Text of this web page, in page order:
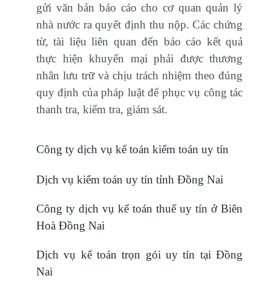
gửi văn bản báo cáo cho cơ quan quản lý
nhà nước ra quyết định thu nộp. Các chứng
từ, tài liệu liên quan đến báo cáo kết quả
thực hiện khuyến mại phải được thương
nhân lưu trữ và chịu trách nhiệm theo đúng
quy định của pháp luật để phục vụ công tác
thanh tra, kiểm tra, giám sát.
Công ty dịch vụ kế toán kiểm toán uy tín
Dịch vụ kiểm toán uy tín tỉnh Đồng Nai
Công ty dịch vụ kế toán thuế uy tín ở Biên
Hoà Đồng Nai
Dịch vụ kế toán trọn gói uy tín tại Đồng
Nai